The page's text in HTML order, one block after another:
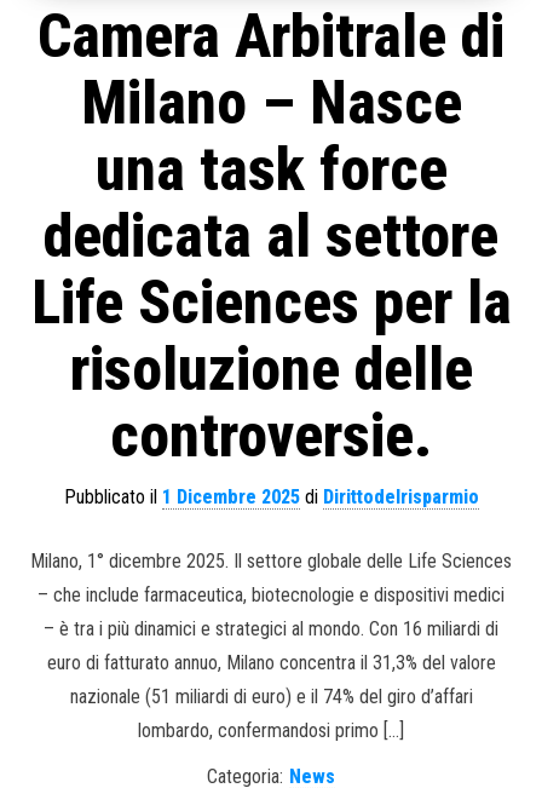
Camera Arbitrale di
Milano – Nasce
una task force
dedicata al settore
Life Sciences per la
risoluzione delle
controversie.
Pubblicato il 1 Dicembre 2025di Dirittodelrisparmio
Milano, 1° dicembre 2025. Il settore globale delle Life Sciences
– che include farmaceutica, biotecnologie e dispositivi medici
– è tra i più dinamici e strategici al mondo. Con 16 miliardi di
euro di fatturato annuo, Milano concentra il 31,3% del valore
nazionale (51 miliardi di euro) e il 74% del giro d’affari
lombardo, confermandosi primo […]
Categoria: News